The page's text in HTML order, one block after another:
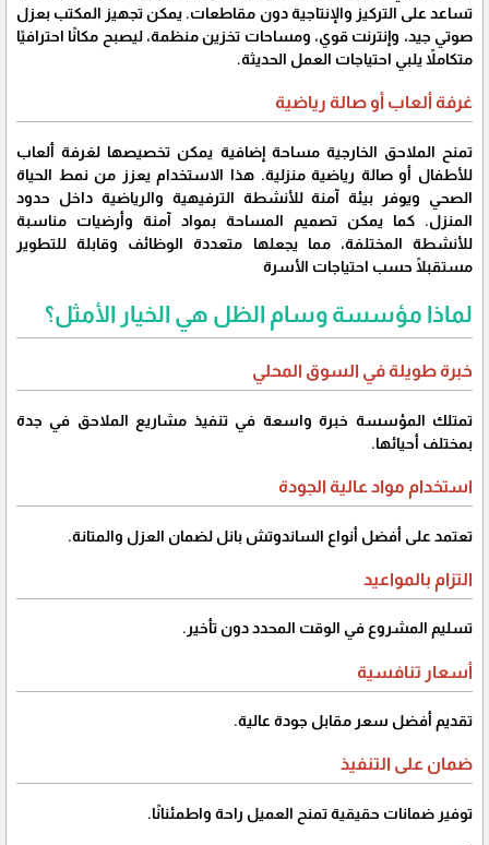
تساعد على التركيز والإنتاجية دون مقاطعات. يمكن تجهيز المكتب بعزل
صوتي جيد، وإنترنت قوي، ومساحات تخزين منظمة، ليصبح مكانًا احترافيًا
متكاملاً يلبي احتياجات العمل الحديثة.
غرفة ألعاب أو صالة رياضية
تمنح الملاحق الخارجية مساحة إضافية يمكن تخصيصها لغرفة ألعاب
للأطفال أو صالة رياضية منزلية. هذا الاستخدام يعزز من نمط الحياة
الصحي ويوفر بيئة آمنة للأنشطة الترفيهية والرياضية داخل حدود
المنزل. كما يمكن تصميم المساحة بمواد آمنة وأرضيات مناسبة
للأنشطة المختلفة، مما يجعلها متعددة الوظائف وقابلة للتطوير
مستقبلًا حسب احتياجات الأسرة
لماذا مؤسسة وسام الظل هي الخيار الأمثل؟
خبرة طويلة في السوق المحلي
تمتلك المؤسسة خبرة واسعة في تنفيذ مشاريع الملاحق في جدة
بمختلف أحيائها.
استخدام مواد عالية الجودة
تعتمد على أفضل أنواع الساندوتش بانل لضمان العزل والمتانة.
التزام بالمواعيد
تسليم المشروع في الوقت المحدد دون تأخير.
أسعار تنافسية
تقديم أفضل سعر مقابل جودة عالية.
ضمان على التنفيذ
توفير ضمانات حقيقية تمنح العميل راحة واطمئنانًا.